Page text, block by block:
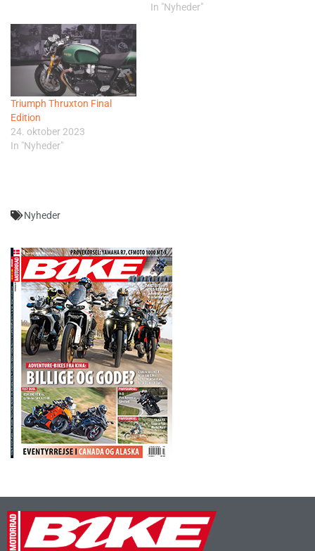
In "Nyheder"
Triumph Thruxton Final
Edition
24. oktober 2023
In "Nyheder"
Nyheder